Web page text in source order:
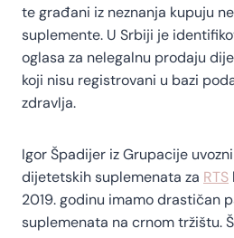
te građani iz neznanja kupuju
suplemente. U Srbiji je
oglasa za nelegalnu prodaju
koji nisu registrovani u bazi
zdravlja.
Igor Špadijer iz Grupacije
dijetetskih suplemenata za RTS
2019. godinu imamo drastičan
suplemenata na crnom tržištu.